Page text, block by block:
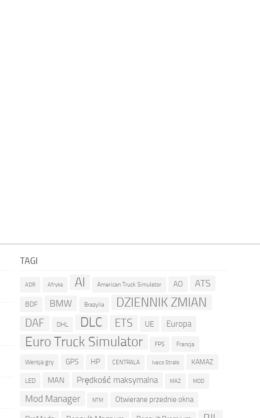
TAGI
ADR Afryka AI American Truck Simulator AO ATS
BDF BMW Brazylia DZIENNIK ZMIAN
DAF DHL DLC ETS UE Europa
Euro Truck Simulator FPS Francja
Wersja gry GPS HP CENTRALA Iveco Stralis KAMAZ
LED MAN Prędkość maksymalna MAZ MOD
Mod Manager NTM Otwierane przednie okna